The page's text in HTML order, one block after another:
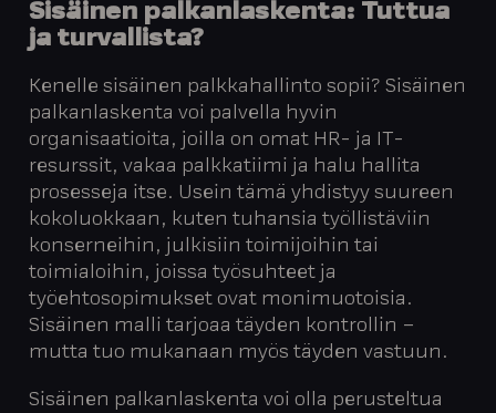
Sisäinen palkanlaskenta: Tuttua
ja turvallista?
Kenelle sisäinen palkkahallinto sopii? Sisäinen
palkanlaskenta voi palvella hyvin
organisaatioita, joilla on omat HR- ja IT-
resurssit, vakaa palkkatiimi ja halu hallita
prosesseja itse. Usein tämä yhdistyy suureen
kokoluokkaan, kuten tuhansia työllistäviin
konserneihin, julkisiin toimijoihin tai
toimialoihin, joissa työsuhteet ja
työehtosopimukset ovat monimuotoisia.
Sisäinen malli tarjoaa täyden kontrollin –
mutta tuo mukanaan myös täyden vastuun.
Sisäinen palkanlaskenta voi olla perusteltua